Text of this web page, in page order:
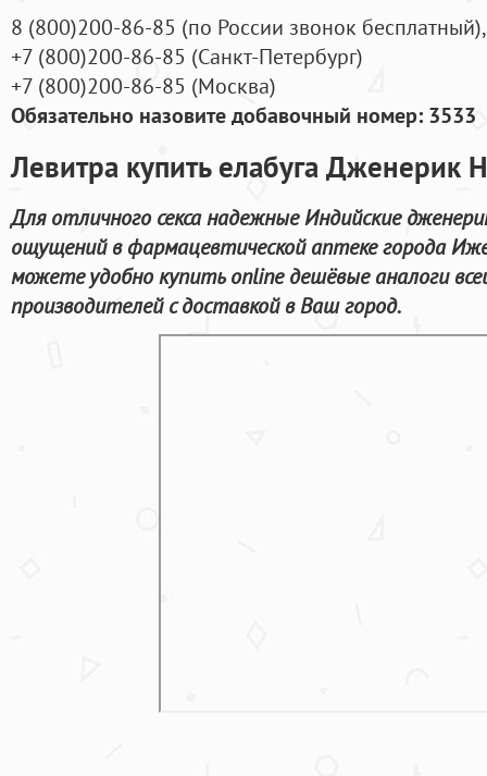
8 (800)200-86-85 (по России звонок бесплатный),
+7 (800)200-86-85 (Санкт-Петербург)
+7 (800)200-86-85 (Москва)
Обязательно назовите добавочный номер: 3533
Левитра купить елабуга Дженерик
Для отличного секса надежные Индийские
ощущений в фармацевтической аптеке города
можете удобно купить online дешёвые аналоги
производителей с доставкой в Ваш город.